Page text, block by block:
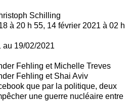
Schilling
à 20 h 55, 14 février 2021 à 02 h
au 19/02/2021
Fehling et Michelle Treves
Fehling et Shai Aviv
que par la politique, deux
une guerre nucléaire entre